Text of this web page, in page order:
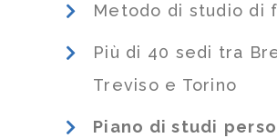
Metodo di studio di
Più di 40 sedi tra
Treviso e Torino
Piano di studi